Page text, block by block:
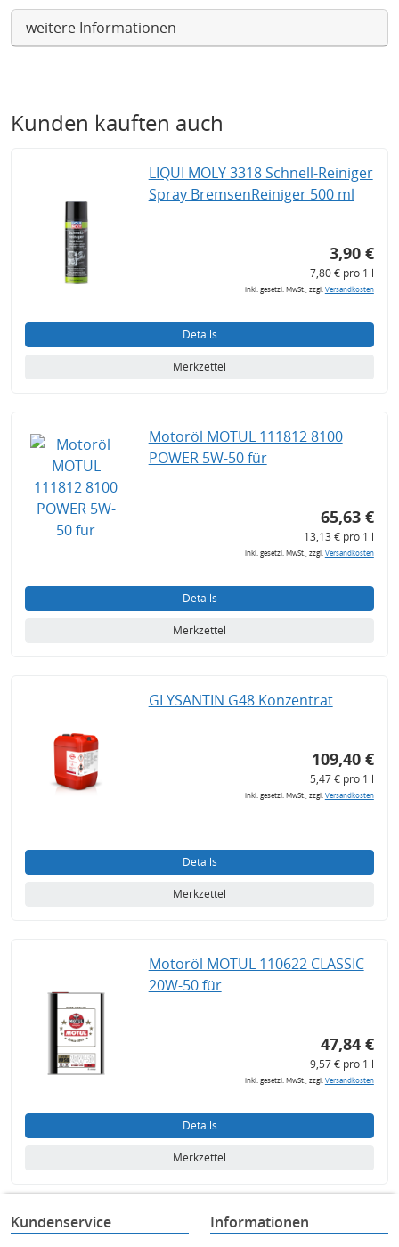
weitere Informationen
Kunden kauften auch
LIQUI MOLY 3318 Schnell-Reiniger
Spray BremsenReiniger 500 ml
3,90 €
7,80 € pro 1 l
inkl. gesetzl. MwSt., zzgl.Versandkosten
Details
Merkzettel
Motoröl MOTUL 111812 8100
POWER 5W-50 für
65,63 €
13,13 € pro 1 l
inkl. gesetzl. MwSt., zzgl.Versandkosten
Details
Merkzettel
GLYSANTIN G48 Konzentrat
109,40 €
5,47 € pro 1 l
inkl. gesetzl. MwSt., zzgl.Versandkosten
Details
Merkzettel
Motoröl MOTUL 110622 CLASSIC
20W-50 für
47,84 €
9,57 € pro 1 l
inkl. gesetzl. MwSt., zzgl.Versandkosten
Details
Merkzettel
Kundenservice Informationen